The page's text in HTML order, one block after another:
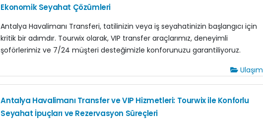
Ekonomik Seyahat Çözümleri
Antalya Havalimanı Transferi, tatilinizin veya iş seyahatinizin başlangıcı için
kritik bir adımdır. Tourwix olarak, VIP transfer araçlarımız, deneyimli
şoförlerimiz ve 7/24 müşteri desteğimizle konforunuzu garantiliyoruz.
Ulaşım
Antalya Havalimanı Transfer ve VIP Hizmetleri: Tourwix ile Konforlu
Seyahat İpuçları ve Rezervasyon Süreçleri